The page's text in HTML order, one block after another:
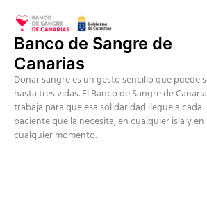
contenido
Banco de Sangre de
Canarias
Donar sangre es un gesto sencillo que puede
hasta tres vidas. El Banco de Sangre de
trabaja para que esa solidaridad llegue a cada
paciente que la necesita, en cualquier isla y en
cualquier momento.